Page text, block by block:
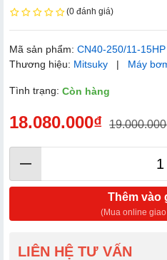
(0 đánh giá)
Mã sản phẩm: CN40-250/11-15HP
Thương hiệu: Mitsuky | Máy
Tình trạng: Còn hàng
18.080.000₫
Thêm vào
(Mua online
LIÊN HỆ TƯ VẤN